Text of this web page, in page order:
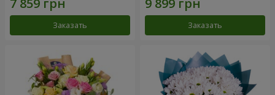
Заказать Заказать